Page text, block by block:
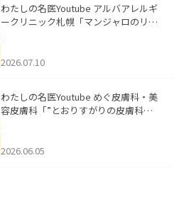
わたしの名医Youtube アルバアレルギ
ークリニック札幌「マンジャロのリア
た。
2026.07.10
わたしの名医Youtube めぐ皮膚科・美
容皮膚科「”とおりすがりの皮膚科
2026.06.05